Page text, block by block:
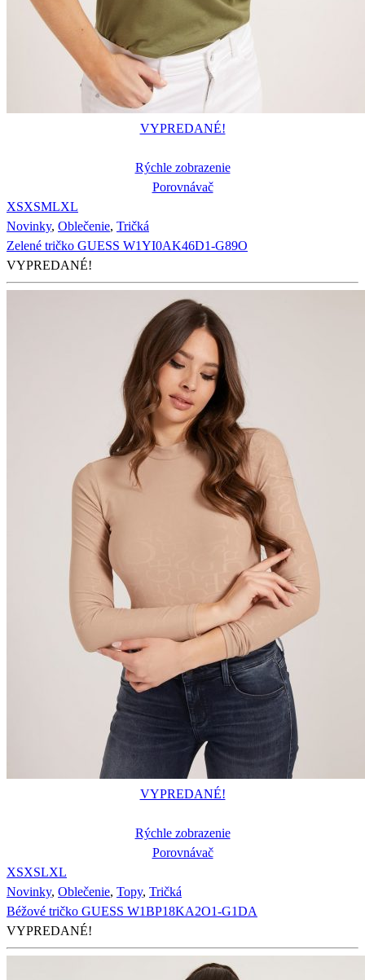
VYPREDANÉ!
Rýchle zobrazenie
Porovnávač
XSXSMLXL
Novinky, Oblečenie, Tričká
Zelené tričko GUESS W1YI0AK46D1-G89O
VYPREDANÉ!
VYPREDANÉ!
Rýchle zobrazenie
Porovnávač
XSXSLXL
Novinky, Oblečenie, Topy, Tričká
Béžové tričko GUESS W1BP18KA2O1-G1DA
VYPREDANÉ!